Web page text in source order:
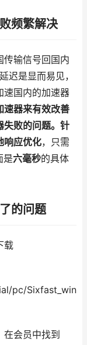
频繁解决
传输信号回国内
迟是显而易见，
速国内的加速器
速器来有效改善
失败的问题。针
响应优化，只需
是六毫秒的具体
的问题
载
pc/Sixfast_win
会员中找到